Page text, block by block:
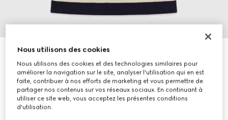
Robe pour enfant en jersey de coton avec détail Mors
€ 450
Déclinaisons bleu foncé
Nous utilisons des cookies
Nous utilisons des cookies et des technologies similaires pour
améliorer la navigation sur le site, analyser l'utilisation qui en est
faite, contribuer à nos efforts de marketing et vous permettre de
partager nos contenus sur vos réseaux sociaux. En continuant à
utiliser ce site web, vous acceptez les présentes conditions
d'utilisation.